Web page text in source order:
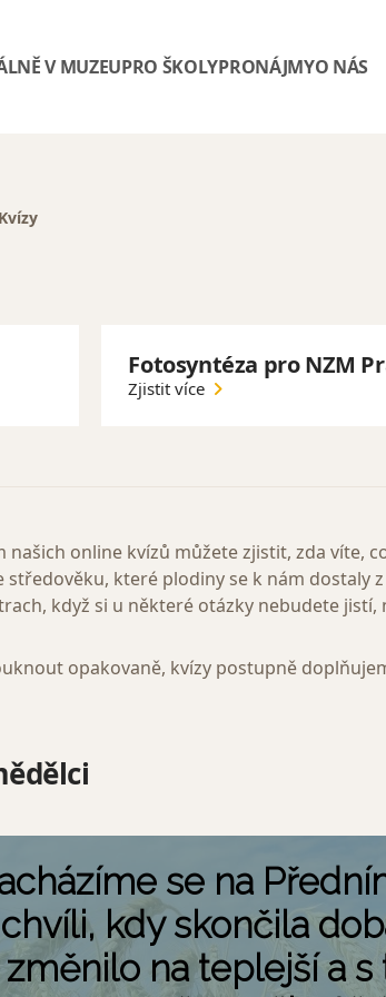
V MUZEUPRO ŠKOLYPRONÁJMYO NÁS
Kvízy
Fotosyntéza pro NZM
Zjistit více
našich online kvízů můžete zjistit, zda víte,
které plodiny se k nám dostaly
když si u některé otázky nebudete jistí,
opakovaně, kvízy postupně